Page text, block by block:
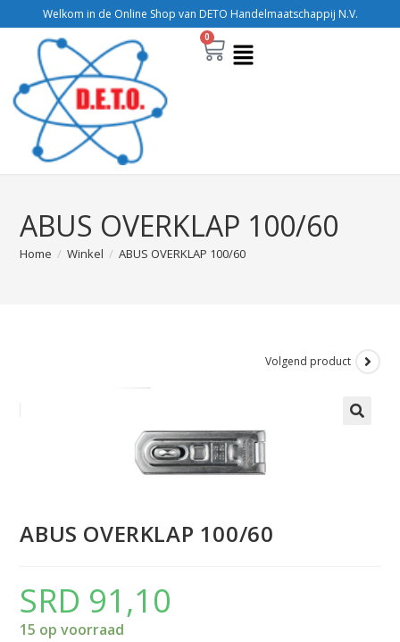
Welkom in de Online Shop van DETO Handelmaatschappij N.V.
0
ABUS OVERKLAP 100/60
Home / Winkel / ABUS OVERKLAP 100/60
Volgend product
ABUS OVERKLAP 100/60
SRD 91,10
15 op voorraad